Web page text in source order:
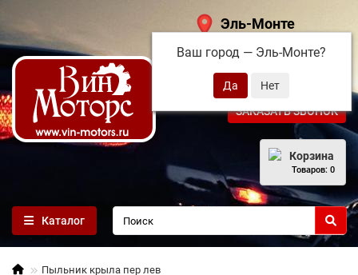
Эль-Монте
Ваш город — Эль-Монте?
+7 (495) 108-68-71
ЗАКАЗАТЬ ЗВОНОК
Корзина
Товаров: 0
Каталог
Пыльник крыла пер лев